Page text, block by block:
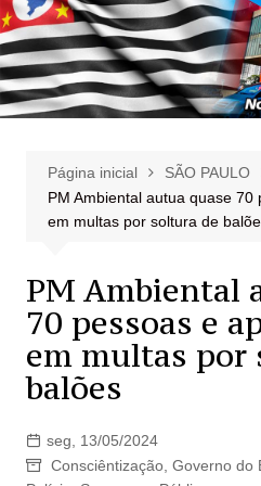
Página inicial SÃO PAULO
PM Ambiental autua quase
em multas por soltura de
PM Ambiental
70 pessoas e
em multas por
balões
seg, 13/05/2024
Consciêntização, Governo do